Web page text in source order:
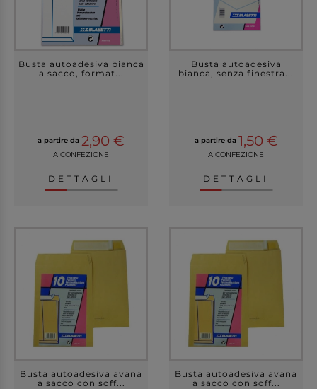
Busta autoadesiva bianca
a sacco, format...
a partire da 2,90 €
A CONFEZIONE
DETTAGLI
Busta autoadesiva
bianca, senza finestra...
a partire da 1,50 €
A CONFEZIONE
DETTAGLI
Busta autoadesiva avana
a sacco con soff...
Busta autoadesiva avana
a sacco con soff...